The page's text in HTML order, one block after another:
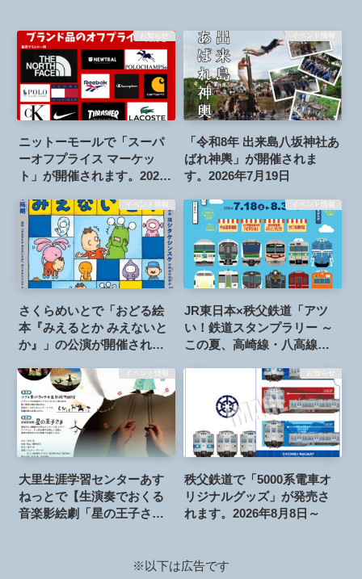
お知らせ
ニットーモールで「スーパ
ーオフプライス マーケッ
ト」が開催されます。2026
イベント情報
「令和8年 出来島八坂神社あ
ばれ神輿」が開催されま
す。2026年7月19日
イベント情報
さくらめいとで「おどる絵
本『みえるとか みえないと
か』」の公演が開催されま
イベント情報
JR東日本×秩父鉄道「アツ
い！鉄道スタンプラリー ～
この夏、高崎線・八高線・
～」が開催されます。2026
年7月18日～8月31日
イベント情報
大里生涯学習センターあす
ねっとで【生演奏でおくる
音楽影絵劇「星の王子さ
お知らせ
秩父鉄道で「5000系電車オ
リジナルグッズ」が発売さ
れます。2026年8月8日～
※以下は広告です